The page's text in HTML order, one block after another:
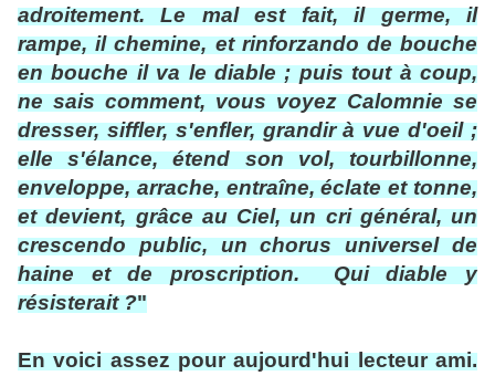
adroitement. Le mal est fait, il germe, il
rampe, il chemine, et rinforzando de bouche
en bouche il va le diable ; puis tout à coup,
ne sais comment, vous voyez Calomnie se
dresser, siffler, s'enfler, grandir à vue d'oeil ;
elle s'élance, étend son vol, tourbillonne,
enveloppe, arrache, entraîne, éclate et tonne,
et devient, grâce au Ciel, un cri général, un
crescendo public, un chorus universel de
haine et de proscription. Qui diable y
résisterait ?"
En voici assez pour aujourd'hui lecteur ami.